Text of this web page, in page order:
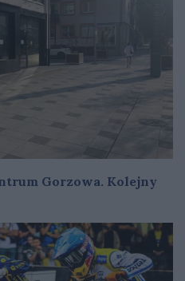
Gorzowa. Kolejny